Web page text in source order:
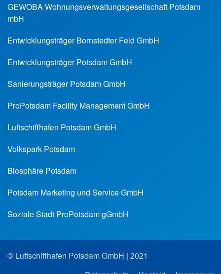
GEWOBA Wohnungsverwaltungsgesellschaft Potsdam
mbH
Entwicklungsträger Bornstedter Feld GmbH
Entwicklungsträger Potsdam GmbH
Sanierungsträger Potsdam GmbH
ProPotsdam Facility Management GmbH
Luftschiffhafen Potsdam GmbH
Volkspark Potsdam
Biosphäre Potsdam
Potsdam Marketing und Service GmbH
Soziale Stadt ProPotsdam gGmbH
© Luftschiffhafen Potsdam GmbH | 2021